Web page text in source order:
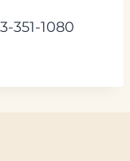
351-1080